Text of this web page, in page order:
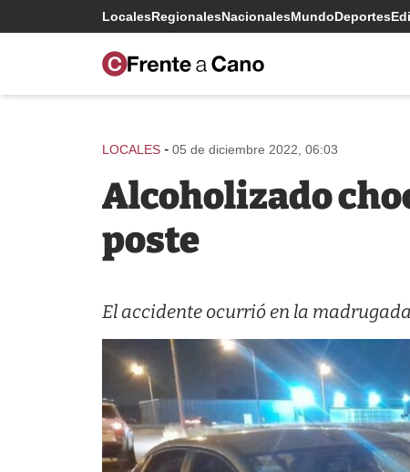
LocalesRegionalesNacionalesMundoDeportes
LOCALES - 05 de diciembre 2022, 06:03
Alcoholizado
poste
El accidente ocurrió en la